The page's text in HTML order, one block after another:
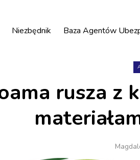
Niezbędnik Baza Agentów
rusza z